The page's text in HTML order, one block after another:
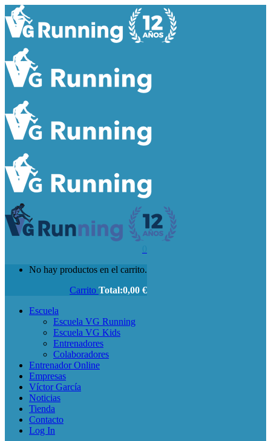
No hay productos en el carrito.
Carrito Total:0,00 €
Escuela
Escuela VG Running
Escuela VG Kids
Entrenadores
Colaboradores
Entrenador Online
Empresas
Víctor García
Noticias
Tienda
Contacto
Log In